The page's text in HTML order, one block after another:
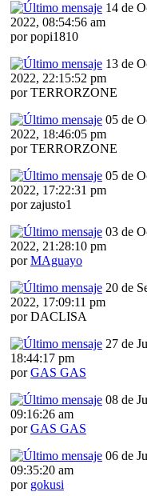
14 de
2022, 08:54:56 am
por popi1810
13 de
2022, 22:15:52 pm
por TERRORZONE
05 de
2022, 18:46:05 pm
por TERRORZONE
05 de
2022, 17:22:31 pm
por zajusto1
03 de
2022, 21:28:10 pm
porMAguayo
20 de
2022, 17:09:11 pm
por DACLISA
27 de
18:44:17 pm
porGAS GAS
08 de
09:16:26 am
porGAS GAS
06 de
09:35:20 am
por gokusi